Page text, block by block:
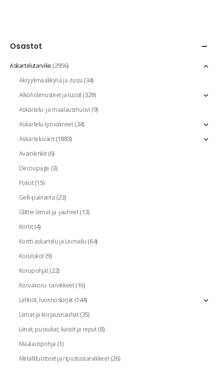
Osastot
Askartelutarvike(2956)
Akryylimaalikynä ja -tussi(34)
Alkoholimusteet ja tussit(329)
Askartelu- ja maalausmuovi(9)
Askartelu-työvälineet(34)
Askarteluvärit(1883)
Avainlenkit(6)
Decoupage (3)
Foliot(15)
Gelli-painanta(23)
Glitter-liimat ja -jauheet(13)
Kortit(4)
Kortti askartelu ja Leimailu(64)
Korulukot(9)
Korupohjat(22)
Korvakoru- tarvikkeet(16)
Lehtiöt, luonnoskirjat(144)
Liimat ja korjausnauhat(35)
Liinat, pussukat, kassit ja reput(8)
Maalauspohja (1)
Metallituotteet ja ripustustarvikkeet(26)